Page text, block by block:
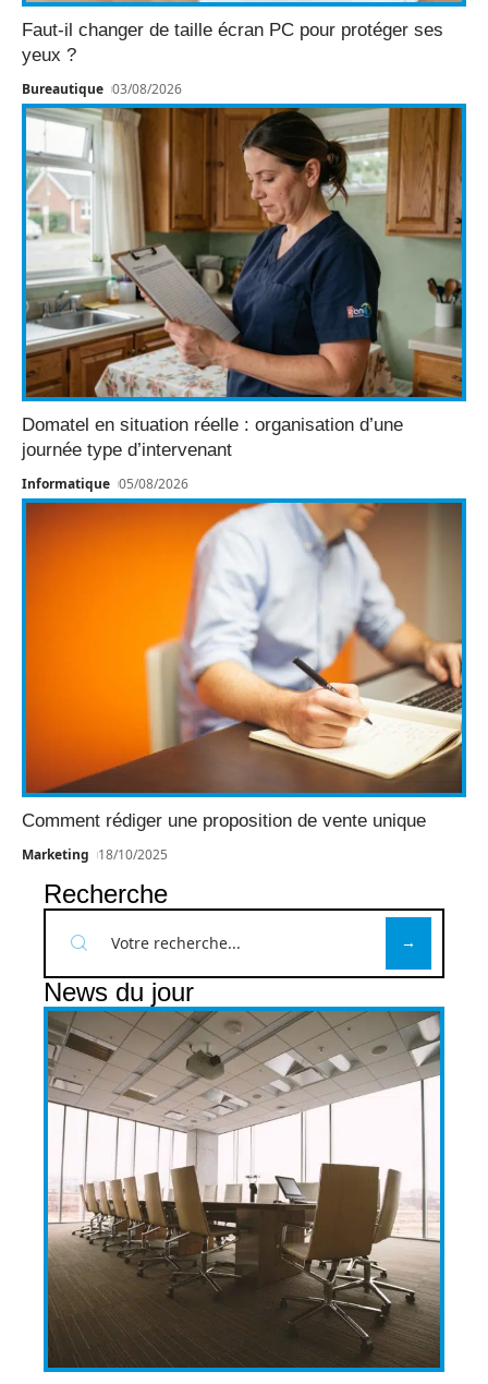
Faut-il changer de taille écran PC pour protéger ses
yeux ?
Bureautique 03/08/2026
Domatel en situation réelle : organisation d’une
journée type d’intervenant
Informatique 05/08/2026
Comment rédiger une proposition de vente unique
Marketing 18/10/2025
Recherche
News du jour